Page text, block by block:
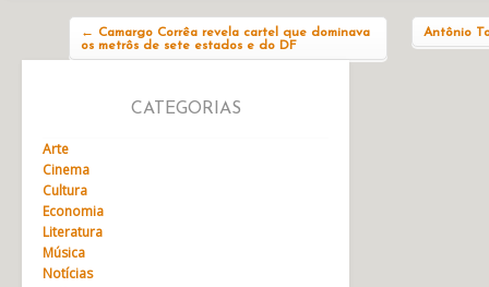
← Camargo Corrêa revela cartel que dominava
os metrôs de sete estados e do DF
Antônio
CATEGORIAS
Arte
Cinema
Cultura
Economia
Literatura
Música
Notícias